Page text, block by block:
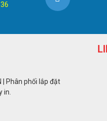
| Phân phối lắp đặt
in.